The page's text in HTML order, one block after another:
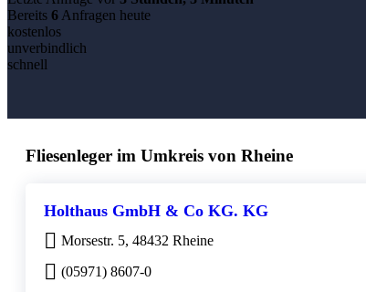
Bereits 6 Anfragen heute
kostenlos
unverbindlich
schnell
Fliesenleger im Umkreis von Rheine
Holthaus GmbH & Co KG. KG
Morsestr. 5, 48432 Rheine
(05971) 8607-0